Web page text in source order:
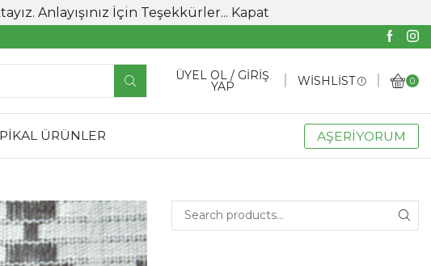
Anlayışınız İçin Teşekkürler... Kapat
ÜYEL OL / GİRİŞ
YAP WISHLIST 0
ÜRÜNLER AŞERİYORUM